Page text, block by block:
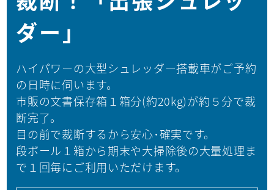
ダー」
ハイパワーの大型シュレッダー搭載車がご予約
の日時に伺います。
市販の文書保存箱１箱分(約20kg)が約５分で裁
断完了。
目の前で裁断するから安心･確実です。
段ボール１箱から期末や大掃除後の大量処理ま
で１回毎にご利用いただけます。